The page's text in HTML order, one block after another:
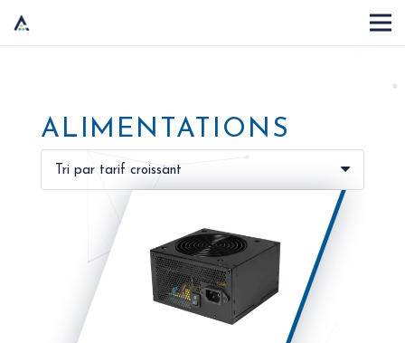
ALIMENTATIONS